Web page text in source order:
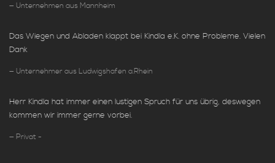
Unternehmen aus Mannheim
Das Wiegen und Abladen klappt bei Kindla e.K. ohne Probleme. Vielen
Dank
Unternehmer aus Ludwigshafen a.Rhein
Herr Kindla hat immer einen lustigen Spruch für uns übrig, deswegen
kommen wir immer gerne vorbei.
Privat -